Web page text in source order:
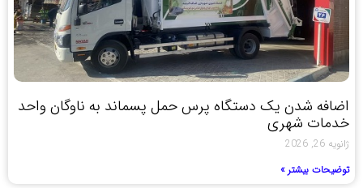
اضافه شدن یک دستگاه پرس حمل پسماند به ناوگان واحد
خدمات شهری
ژانویه 26, 2026
توضیحات بیشتر »